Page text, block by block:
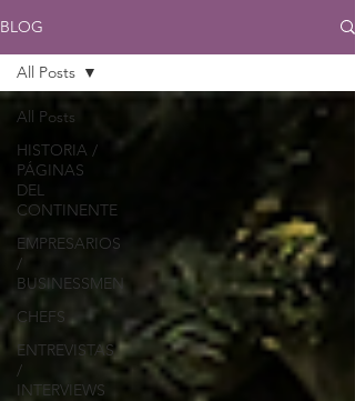
BLOG
All Posts
HISTORIA /
PÁGINAS
DEL
CONTINENTE
EMPRESARIOS
/
BUSINESSMEN
CHEFS
ENTREVISTAS
/
INTERVIEWS
All Posts